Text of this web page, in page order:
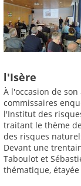
l'Isère
À l'occasion de
commissaires
l'Institut des
traitant le thème
des risques
Devant une
Taboulot et
thématique,